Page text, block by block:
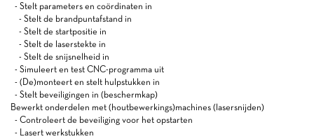
- Stelt parameters en coördinaten in
- Stelt de brandpuntafstand in
- Stelt de startpositie in
- Stelt de laserstekte in
- Stelt de snijsnelheid in
- Simuleert en test CNC-programma uit
- (De)monteert en stelt hulpstukken in
- Stelt beveiligingen in (beschermkap)
Bewerkt onderdelen met (houtbewerkings)machines (lasersnijden)
- Controleert de beveiliging voor het opstarten
- Lasert werkstukken